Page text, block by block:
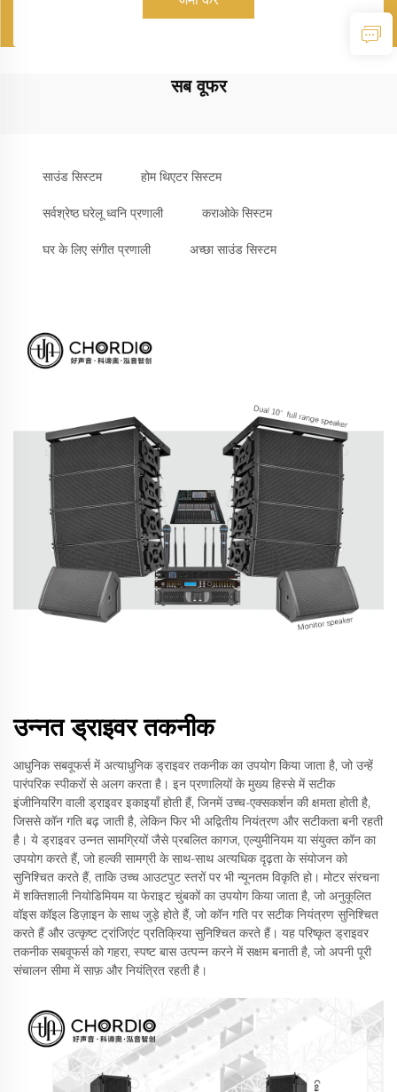
सब वूफर
साउंड सिस्टम होम थिएटर सिस्टम
सर्वश्रेष्ठ घरेलू ध्वनि प्रणाली कराओके सिस्टम
घर के लिए संगीत प्रणाली अच्छा साउंड सिस्टम
उन्नत ड्राइवर तकनीक
आधुनिक सबवूफर्स में अत्याधुनिक ड्राइवर तकनीक का उपयोग किया जाता है, जो उन्हें
पारंपरिक स्पीकरों से अलग करता है। इन प्रणालियों के मुख्य हिस्से में सटीक
इंजीनियरिंग वाली ड्राइवर इकाइयाँ होती हैं, जिनमें उच्च-एक्सकर्शन की क्षमता होती है,
जिससे कॉन गति बढ़ जाती है, लेकिन फिर भी अद्वितीय नियंत्रण और सटीकता बनी रहती
है। ये ड्राइवर उन्नत सामग्रियों जैसे प्रबलित कागज, एल्युमीनियम या संयुक्त कॉन का
उपयोग करते हैं, जो हल्की सामग्री के साथ-साथ अत्यधिक दृढ़ता के संयोजन को
सुनिश्चित करते हैं, ताकि उच्च आउटपुट स्तरों पर भी न्यूनतम विकृति हो। मोटर संरचना
में शक्तिशाली नियोडिमियम या फेराइट चुंबकों का उपयोग किया जाता है, जो अनुकूलित
वॉइस कॉइल डिज़ाइन के साथ जुड़े होते हैं, जो कॉन गति पर सटीक नियंत्रण सुनिश्चित
करते हैं और उत्कृष्ट ट्रांजिएंट प्रतिक्रिया सुनिश्चित करते हैं। यह परिष्कृत ड्राइवर
तकनीक सबवूफर्स को गहरा, स्पष्ट बास उत्पन्न करने में सक्षम बनाती है, जो अपनी पूरी
संचालन सीमा में साफ़ और नियंत्रित रहती है।